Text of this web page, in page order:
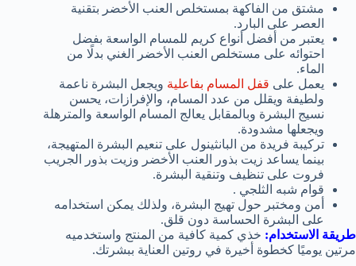
مشتق من الفاكهة بمستخلص العنب الأخضر بتقنية
العصر على البارد.
يعتبر من أفضل أنواع كريم للمسام الواسعة بفضل
احتوائه على مستخلص العنب الأخضر الغني بدلًا من
الماء.
يعمل على قفل المسام بفاعلية ويجعل البشرة ناعمة
ولطيفة ويقلل من عدد المسام، والإفرازات، يحسن
نسيج البشرة وبالمقابل يعالج المسام الواسعة والمترهلة
ويجعلها مشدودة.
تركيبة فريدة من البانثينول على تنعيم البشرة المتهيجة،
بينما يساعد زيت بذور العنب الأخضر وزيت بذور الجريب
فروت على تنظيف وتنقية البشرة.
قوام شبه الثلجي .
أمن ومختبر حول تهيج البشرة، ولذلك يمكن استخدامه
على البشرة الحساسة دون قلق.
طريقة الاستخدام: خذي كمية كافية من المنتج واستخدميه
مرتين يوميًا كخطوة أخيرة في روتين العناية ببشرتك.